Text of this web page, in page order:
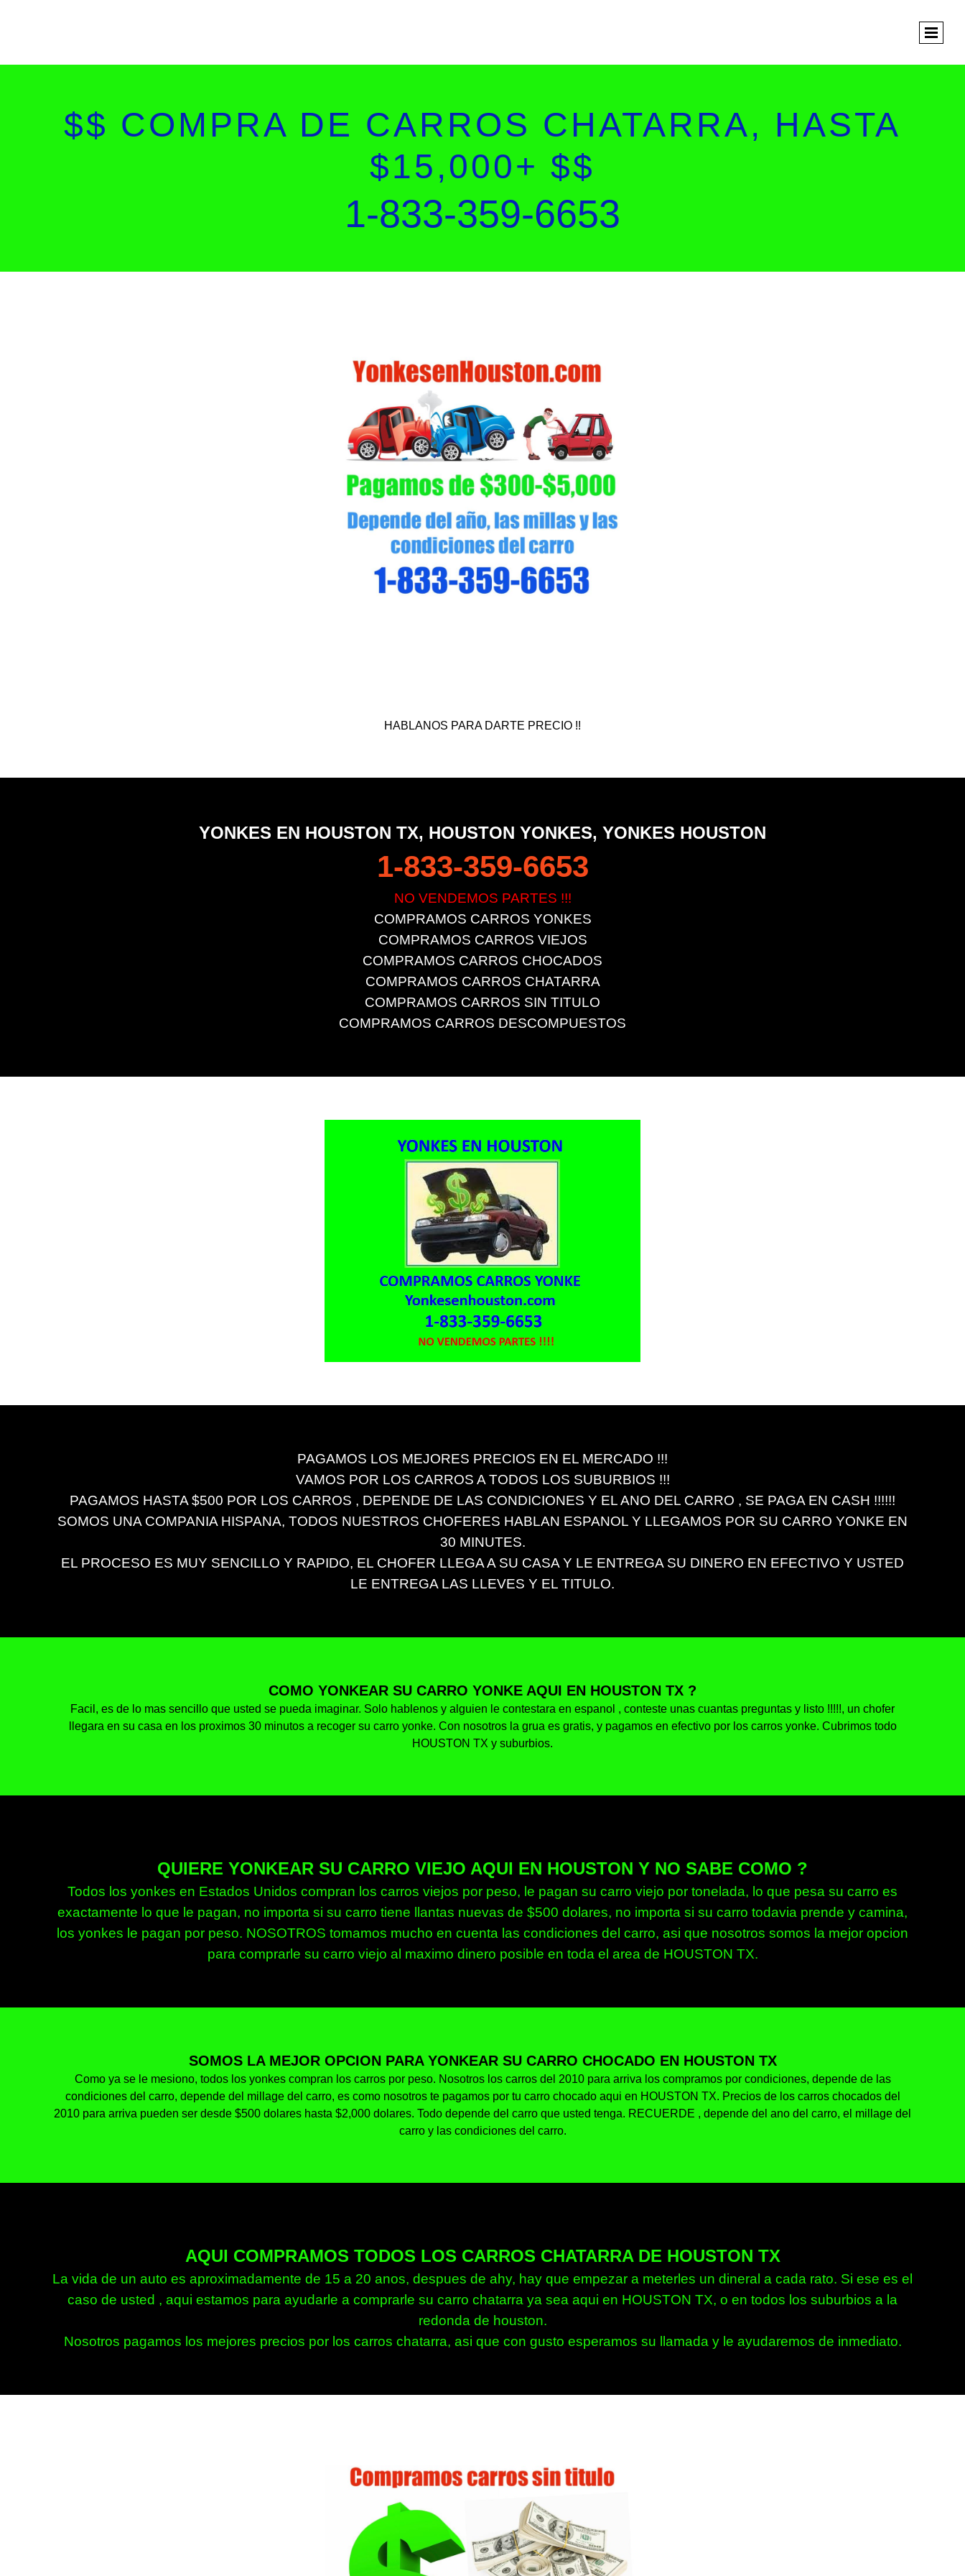
$$ COMPRA DE CARROS CHATARRA, HASTA
$15,000+ $$
1-833-359-6653
HABLANOS PARA DARTE PRECIO !!
YONKES EN HOUSTON TX, HOUSTON YONKES, YONKES HOUSTON
1-833-359-6653
NO VENDEMOS PARTES !!!
COMPRAMOS CARROS YONKES
COMPRAMOS CARROS VIEJOS
COMPRAMOS CARROS CHOCADOS
COMPRAMOS CARROS CHATARRA
COMPRAMOS CARROS SIN TITULO
COMPRAMOS CARROS DESCOMPUESTOS
PAGAMOS LOS MEJORES PRECIOS EN EL MERCADO !!!
VAMOS POR LOS CARROS A TODOS LOS SUBURBIOS !!!
PAGAMOS HASTA $500 POR LOS CARROS , DEPENDE DE LAS CONDICIONES Y EL ANO DEL CARRO , SE PAGA EN CASH !!!!!!
SOMOS UNA COMPANIA HISPANA, TODOS NUESTROS CHOFERES HABLAN ESPANOL Y LLEGAMOS POR SU CARRO YONKE EN
30 MINUTES.
EL PROCESO ES MUY SENCILLO Y RAPIDO, EL CHOFER LLEGA A SU CASA Y LE ENTREGA SU DINERO EN EFECTIVO Y USTED
LE ENTREGA LAS LLEVES Y EL TITULO.
COMO YONKEAR SU CARRO YONKE AQUI EN HOUSTON TX ?
Facil, es de lo mas sencillo que usted se pueda imaginar. Solo hablenos y alguien le contestara en espanol , conteste unas cuantas preguntas y listo !!!!!, un chofer
llegara en su casa en los proximos 30 minutos a recoger su carro yonke. Con nosotros la grua es gratis, y pagamos en efectivo por los carros yonke. Cubrimos todo
HOUSTON TX y suburbios.
QUIERE YONKEAR SU CARRO VIEJO AQUI EN HOUSTON Y NO SABE COMO ?
Todos los yonkes en Estados Unidos compran los carros viejos por peso, le pagan su carro viejo por tonelada, lo que pesa su carro es
exactamente lo que le pagan, no importa si su carro tiene llantas nuevas de $500 dolares, no importa si su carro todavia prende y camina,
los yonkes le pagan por peso. NOSOTROS tomamos mucho en cuenta las condiciones del carro, asi que nosotros somos la mejor opcion
para comprarle su carro viejo al maximo dinero posible en toda el area de HOUSTON TX.
SOMOS LA MEJOR OPCION PARA YONKEAR SU CARRO CHOCADO EN HOUSTON TX
Como ya se le mesiono, todos los yonkes compran los carros por peso. Nosotros los carros del 2010 para arriva los compramos por condiciones, depende de las
condiciones del carro, depende del millage del carro, es como nosotros te pagamos por tu carro chocado aqui en HOUSTON TX. Precios de los carros chocados del
2010 para arriva pueden ser desde $500 dolares hasta $2,000 dolares. Todo depende del carro que usted tenga. RECUERDE , depende del ano del carro, el millage del
carro y las condiciones del carro.
AQUI COMPRAMOS TODOS LOS CARROS CHATARRA DE HOUSTON TX
La vida de un auto es aproximadamente de 15 a 20 anos, despues de ahy, hay que empezar a meterles un dineral a cada rato. Si ese es el
caso de usted , aqui estamos para ayudarle a comprarle su carro chatarra ya sea aqui en HOUSTON TX, o en todos los suburbios a la
redonda de houston.
Nosotros pagamos los mejores precios por los carros chatarra, asi que con gusto esperamos su llamada y le ayudaremos de inmediato.